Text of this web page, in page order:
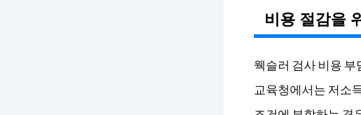
비용 절감을
웩슬러 검사 비용
교육청에서는 저소